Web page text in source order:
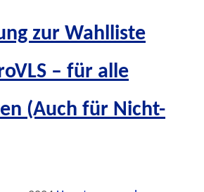
zur Wahlliste
– für alle
(Auch für Nicht-